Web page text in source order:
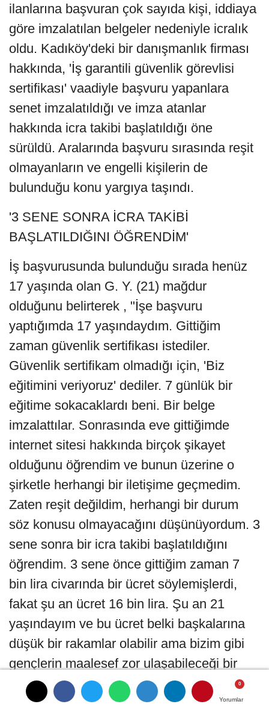
Yorumlar
Yorumlar
Yorumlar
ilanlarına başvuran çok sayıda kişi, iddiaya
göre imzalatılan belgeler nedeniyle icralık
oldu. Kadıköy'deki bir danışmanlık firması
hakkında, 'İş garantili güvenlik görevlisi
sertifikası' vaadiyle başvuru yapanlara
senet imzalatıldığı ve imza atanlar
hakkında icra takibi başlatıldığı öne
sürüldü. Aralarında başvuru sırasında reşit
olmayanların ve engelli kişilerin de
bulunduğu konu yargıya taşındı.
'3 SENE SONRA İCRA TAKİBİ
BAŞLATILDIĞINI ÖĞRENDİM'
İş başvurusunda bulunduğu sırada henüz
17 yaşında olan G. Y. (21) mağdur
olduğunu belirterek , "İşe başvuru
yaptığımda 17 yaşındaydım. Gittiğim
zaman güvenlik sertifikası istediler.
Güvenlik sertifikam olmadığı için, 'Biz
eğitimini veriyoruz' dediler. 7 günlük bir
eğitime sokacaklardı beni. Bir belge
imzalattılar. Sonrasında eve gittiğimde
internet sitesi hakkında birçok şikayet
olduğunu öğrendim ve bunun üzerine o
şirketle herhangi bir iletişime geçmedim.
Zaten reşit değildim, herhangi bir durum
söz konusu olmayacağını düşünüyordum. 3
sene sonra bir icra takibi başlatıldığını
öğrendim. 3 sene önce gittiğim zaman 7
bin lira civarında bir ücret söylemişlerdi,
fakat şu an ücret 16 bin lira. Şu an 21
yaşındayım ve bu ücret belki başkalarına
düşük bir rakamlar olabilir ama bizim gibi
gençlerin maalesef zor ulaşabileceği bir
rakam." dedi.